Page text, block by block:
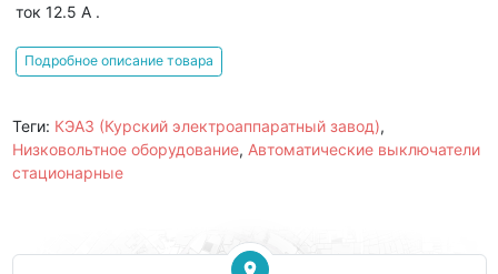
ток 12.5 А .
Подробное описание товара
Теги: КЭАЗ (Курский электроаппаратный завод),
Низковольтное оборудование, Автоматические выключатели
стационарные